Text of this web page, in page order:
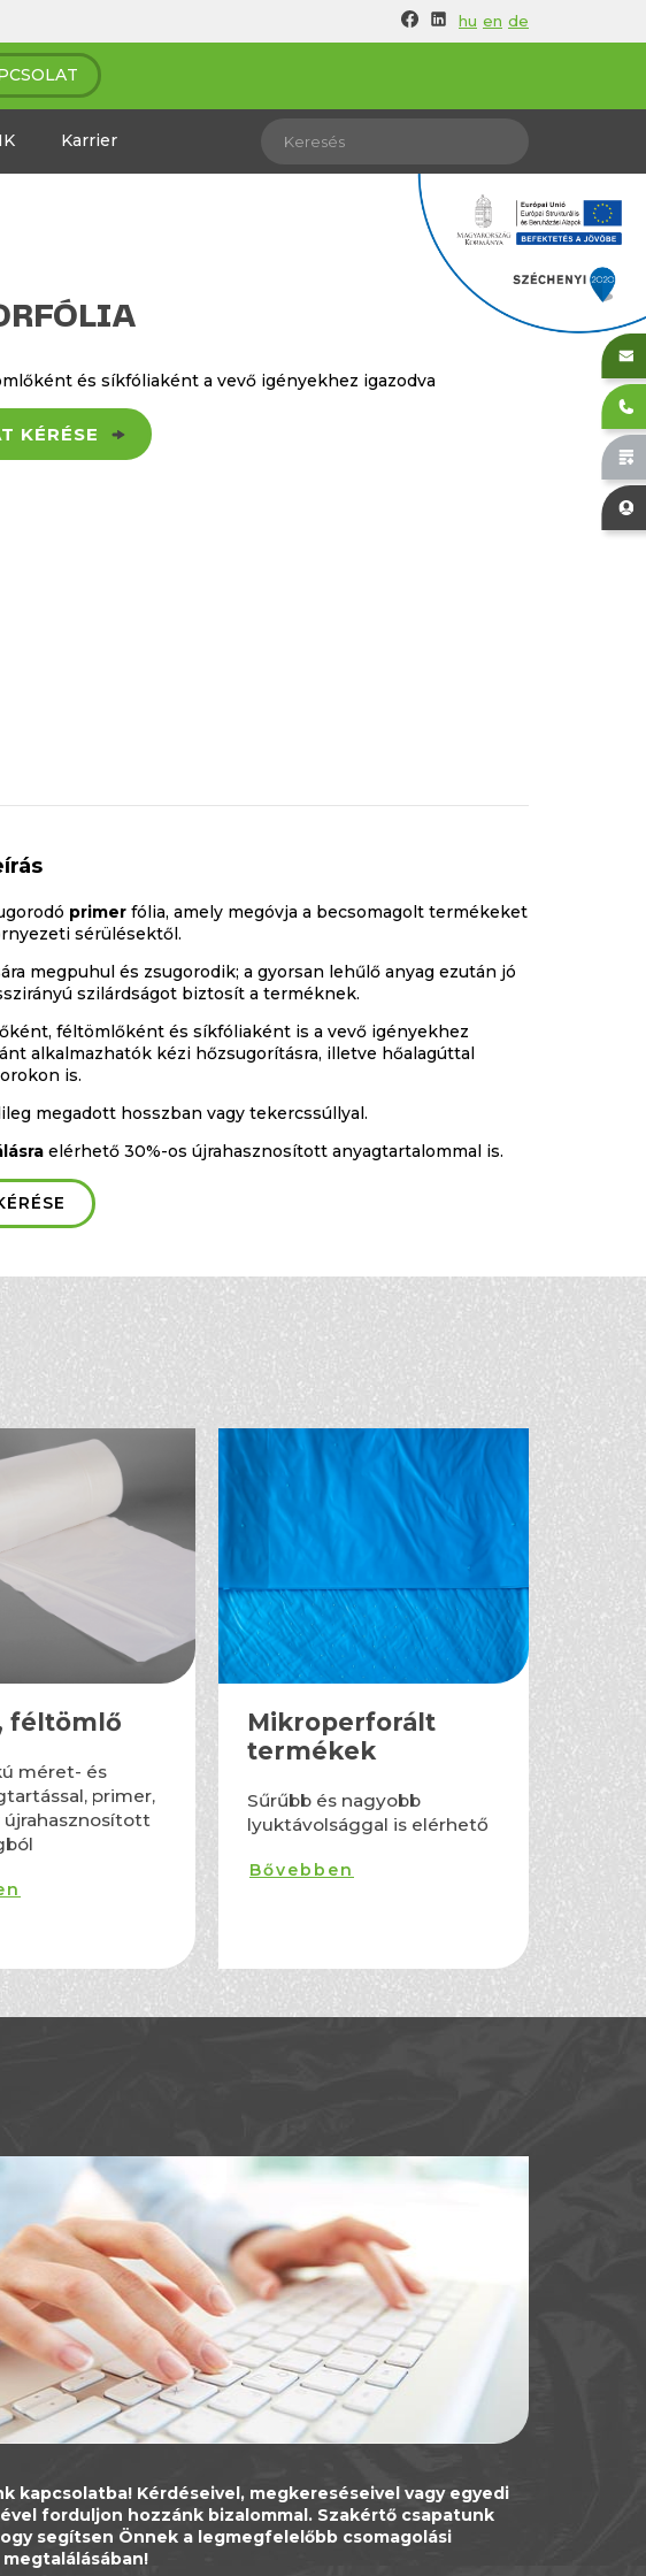
hu en de
Karrier
és síkfóliaként a vevő igényekhez igazodva
KÉRÉSE
primer fólia, amely megóvja a becsomagolt termékeket
sérülésektől.
megpuhul és zsugorodik; a gyorsan lehűlő anyag ezután jó
szilárdságot biztosít a terméknek.
féltömlőként és síkfóliaként is a vevő igényekhez
alkalmazhatók kézi hőzsugorításra, illetve hőalagúttal
is.
megadott hosszban vagy tekercssúllyal.
elérhető 30%-os újrahasznosított anyagtartalommal is.
féltömlő
méret- és
primer,
újrahasznosított
Mikroperforált
termékek
Sűrűbb és nagyobb
lyuktávolsággal is elérhető
Bővebben
kapcsolatba! Kérdéseivel, megkereséseivel vagy egyedi
forduljon hozzánk bizalommal. Szakértő csapatunk
segítsen Önnek a legmegfelelőbb csomagolási